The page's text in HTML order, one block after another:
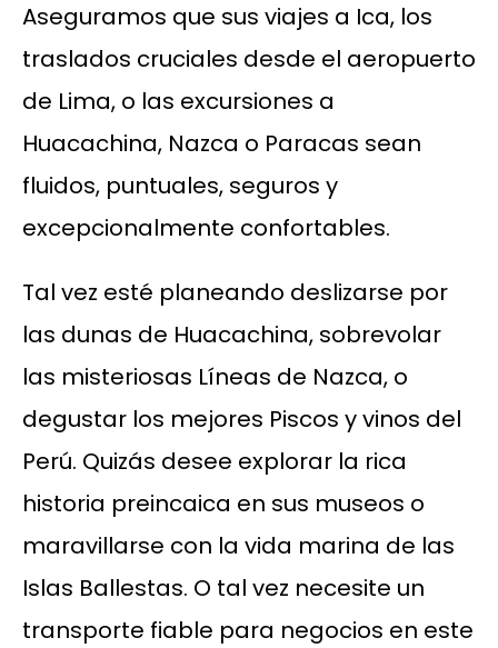
Aseguramos que sus viajes a Ica, los
traslados cruciales desde el aeropuerto
de Lima, o las excursiones a
Huacachina, Nazca o Paracas sean
fluidos, puntuales, seguros y
excepcionalmente confortables.
Tal vez esté planeando deslizarse por
las dunas de Huacachina, sobrevolar
las misteriosas Líneas de Nazca, o
degustar los mejores Piscos y vinos del
Perú. Quizás desee explorar la rica
historia preincaica en sus museos o
maravillarse con la vida marina de las
Islas Ballestas. O tal vez necesite un
transporte fiable para negocios en este